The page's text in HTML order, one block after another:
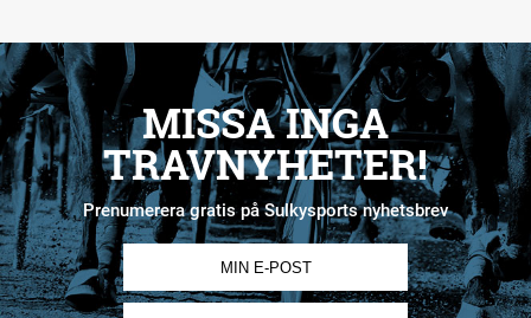
MISSA INGA
TRAVNYHETER!
Prenumerera gratis på Sulkysports nyhetsbrev